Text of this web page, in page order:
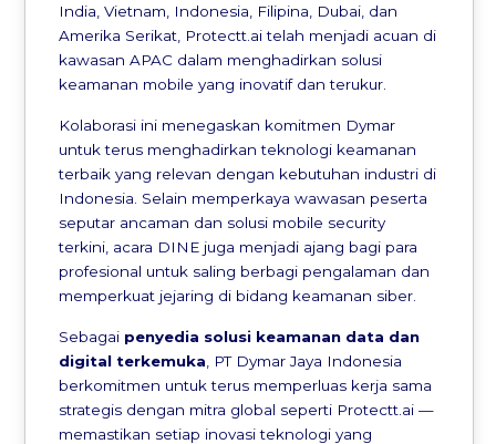
India, Vietnam, Indonesia, Filipina, Dubai, dan
Amerika Serikat, Protectt.ai telah menjadi acuan di
kawasan APAC dalam menghadirkan solusi
keamanan mobile yang inovatif dan terukur.
Kolaborasi ini menegaskan komitmen Dymar
untuk terus menghadirkan teknologi keamanan
terbaik yang relevan dengan kebutuhan industri di
Indonesia. Selain memperkaya wawasan peserta
seputar ancaman dan solusi mobile security
terkini, acara DINE juga menjadi ajang bagi para
profesional untuk saling berbagi pengalaman dan
memperkuat jejaring di bidang keamanan siber.
Sebagai penyedia solusi keamanan data dan
digital terkemuka , PT Dymar Jaya Indonesia
berkomitmen untuk terus memperluas kerja sama
strategis dengan mitra global seperti Protectt.ai —
memastikan setiap inovasi teknologi yang